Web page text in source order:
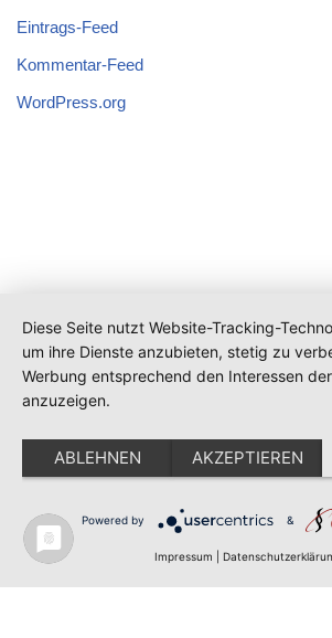
Eintrags-Feed
Kommentar-Feed
WordPress.org
Impressum Datenschutz
Copyright - Gewusst wer
Diese Seite nutzt Website-Tracking-
um ihre Dienste anzubieten, stetig zu
Werbung entsprechend den Interessen
anzuzeigen.
ABLEHNEN AKZEPTIEREN
Powered by &
Impressum